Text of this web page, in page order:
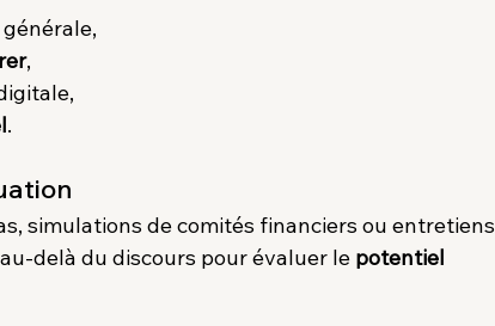
,
.
simulations de comités financiers ou entretiens
delà du discours pour évaluer le potentiel